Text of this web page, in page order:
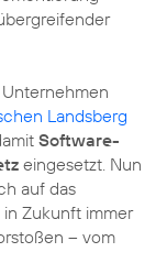
Landsberg
Software-
eingesetzt. Nun
auf das
Zukunft immer
– vom